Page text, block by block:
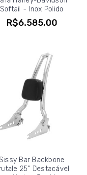
Softail - Inox Polido
R$6.585,00
Bar Backbone
25" Destacável